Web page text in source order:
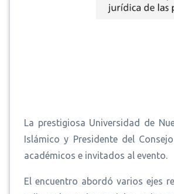
La prestigiosa Universidad de
Islámico y Presidente del
académicos e invitados al evento.
El encuentro abordó varios ejes